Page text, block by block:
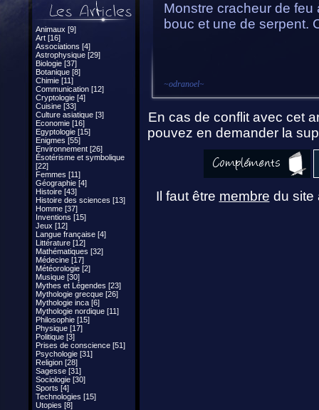
Animaux [9]
Art [16]
Associations [4]
Astrophysique [29]
Biologie [37]
Botanique [8]
Chimie [11]
Communication [12]
Cryptologie [4]
Cuisine [33]
Culture asiatique [3]
Economie [16]
Egyptologie [15]
Enigmes [55]
Environnement [26]
Ésotérisme et symbolique
[22]
Femmes [11]
Géographie [4]
Histoire [43]
Histoire des sciences [13]
Homme [37]
Inventions [15]
Jeux [12]
Langue française [4]
Littérature [12]
Mathématiques [32]
Médecine [17]
Météorologie [2]
Musique [30]
Mythes et Légendes [23]
Mythologie grecque [26]
Mythologie inca [6]
Mythologie nordique [11]
Philosophie [15]
Physique [17]
Politique [3]
Prises de conscience [51]
Psychologie [31]
Religion [28]
Sagesse [31]
Sociologie [30]
Sports [4]
Technologies [15]
Utopies [8]
Monstre cracheur de feu
bouc et une de serpent.
~odranoel~
En cas de conflit avec cet
pouvez en demander la
Il faut être membre du site